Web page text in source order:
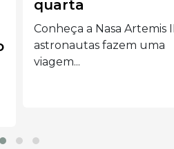
morte do jovem, que havia
subido ao altar no...